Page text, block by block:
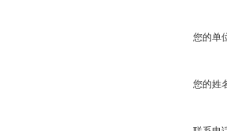
您的单
您的姓